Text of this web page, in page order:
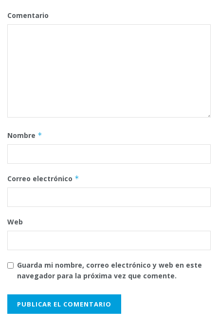
Comentario
Nombre *
Correo electrónico *
Web
Guarda mi nombre, correo electrónico y web en este
navegador para la próxima vez que comente.